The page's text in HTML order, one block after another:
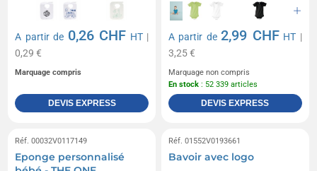
A partir de 0,26 CHF HT|
0,29 €
Marquage compris
DEVIS EXPRESS
A partir de2,99 CHF HT |
3,25 €
Marquage non compris
En stock : 52 339 articles
DEVIS EXPRESS
Réf. 00032V0117149
Eponge personnalisé
Réf. 01552V0193661
Bavoir avec logo